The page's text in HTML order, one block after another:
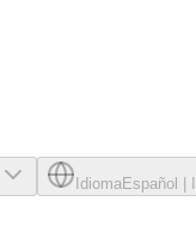
IdiomaEspañol